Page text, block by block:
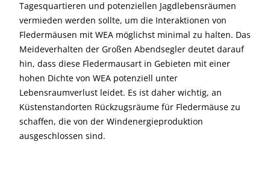
Tagesquartieren und potenziellen Jagdlebensräumen
vermieden werden sollte, um die Interaktionen von
Fledermäusen mit WEA möglichst minimal zu halten. Das
Meideverhalten der Großen Abendsegler deutet darauf
hin, dass diese Fledermausart in Gebieten mit einer
hohen Dichte von WEA potenziell unter
Lebensraumverlust leidet. Es ist daher wichtig, an
Küstenstandorten Rückzugsräume für Fledermäuse zu
schaffen, die von der Windenergieproduktion
ausgeschlossen sind.